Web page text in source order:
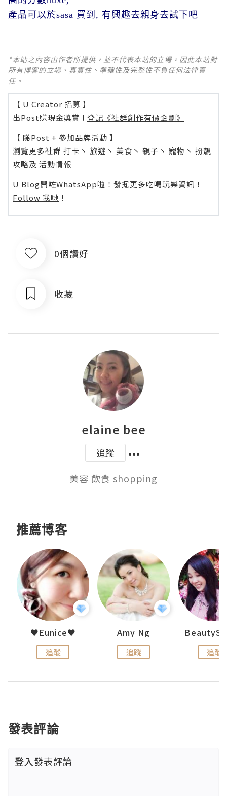
產品可以於sasa 買到, 有興趣去親身去試下吧
*本站之內容由作者所提供，並不代表本站的立場。因此本站對
所有博客的立場、真實性、準確性及完整性不負任何法律責
任。
【 U Creator 招募 】
出Post賺現金獎賞 l 登記《社群創作有價企劃》
【 睇Post + 參加品牌活動 】
瀏覽更多社群 打卡 丶 旅遊 丶 美食 丶 親子 丶 寵物 丶 扮靚
攻略及 活動情報
U Blog開咗WhatsApp啦！發掘更多吃喝玩樂資訊！
Follow 我哋 ！
0個讚好
收藏
elaine bee
追蹤
美容 飲食 shopping
推薦博客
♥Eunice♥
追蹤
Amy Ng
追蹤 追蹤
發表評論
登入發表評論